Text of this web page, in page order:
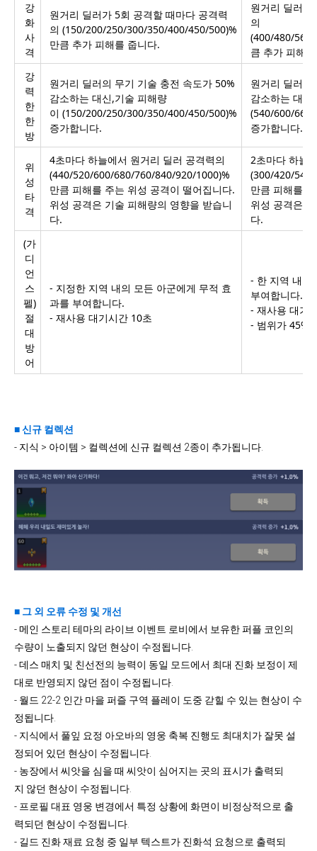
강
화
사
격
원거리 딜러가 5회 공격할 때마다 공격력
의 (150/200/250/300/350/400/450/500)%
만큼 추가 피해를 줍니다.
원거리 딜러가
의
(400/480/
큼 추가 피해
강
력
한
한
방
원거리 딜러의 무기 기술 충전 속도가 50%
감소하는 대신,기술 피해량
이 (150/200/250/300/350/400/450/500)%
증가합니다.
원거리 딜러의
감소하는 대신
(540/600/
증가합니다.
위
성
타
격
4초마다 하늘에서 원거리 딜러 공격력의
(440/520/600/680/760/840/920/1000)%
만큼 피해를 주는 위성 공격이 떨어집니다.
위성 공격은 기술 피해량의 영향을 받습니
다.
2초마다 하늘
(300/420/
만큼 피해를
위성 공격은
다.
(가
디
언
스
펠)
절
대
방
어
- 지정한 지역 내의 모든 아군에게 무적 효
과를 부여합니다.
- 재사용 대기시간 10초
- 한 지역 내의
부여합니다.
- 재사용 대기
- 범위가 45%
■ 신규 컬렉션
- 지식 > 아이템 > 컬렉션에 신규 컬렉션 2종이 추가됩니다.
■ 그 외 오류 수정 및 개선
- 메인 스토리 테마의 라이브 이벤트 로비에서 보유한 퍼플 코인의
수량이 노출되지 않던 현상이 수정됩니다.
- 데스 매치 및 친선전의 능력이 동일 모드에서 최대 진화 보정이 제
대로 반영되지 않던 점이 수정됩니다.
- 월드 22-2 인간 마을 퍼즐 구역 플레이 도중 갇힐 수 있는 현상이 수
정됩니다.
- 지식에서 풀잎 요정 아오바의 영웅 축복 진행도 최대치가 잘못 설
정되어 있던 현상이 수정됩니다.
- 농장에서 씨앗을 심을 때 씨앗이 심어지는 곳의 표시가 출력되
지 않던 현상이 수정됩니다.
- 프로필 대표 영웅 변경에서 특정 상황에 화면이 비정상적으로 출
력되던 현상이 수정됩니다.
- 길드 진화 재료 요청 중 일부 텍스트가 진화석 요청으로 출력되